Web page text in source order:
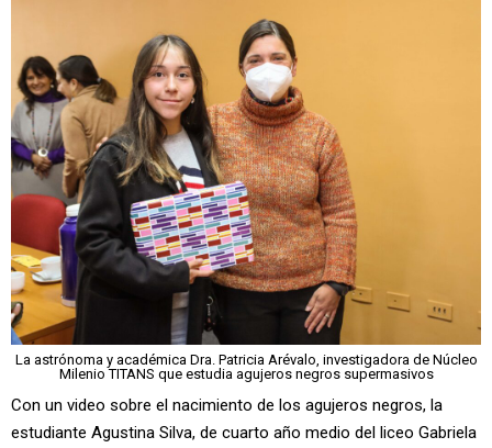
La astrónoma y académica Dra. Patricia Arévalo, investigadora de Núcleo
Milenio TITANS que estudia agujeros negros supermasivos
Con un video sobre el nacimiento de los agujeros negros, la
estudiante Agustina Silva, de cuarto año medio del liceo Gabriela